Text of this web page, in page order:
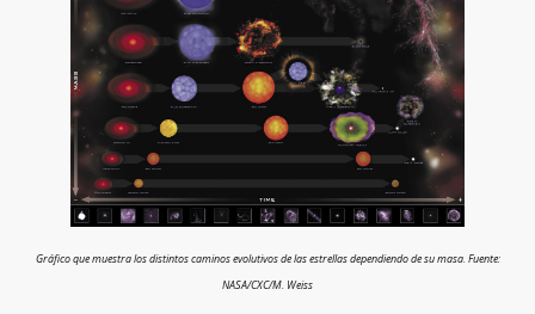
Gráfico que muestra los distintos caminos evolutivos de las estrellas dependiendo de su masa. Fuente:
NASA/CXC/M. Weiss